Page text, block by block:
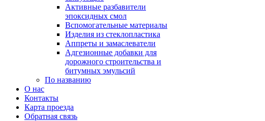
Активные разбавители
эпоксидных смол
Вспомогательные материалы
Изделия из стеклопластика
Аппреты и замаслеватели
Адгезионные добавки для
дорожного строительства и
битумных эмульсий
По названию
О нас
Контакты
Карта проезда
Обратная связь